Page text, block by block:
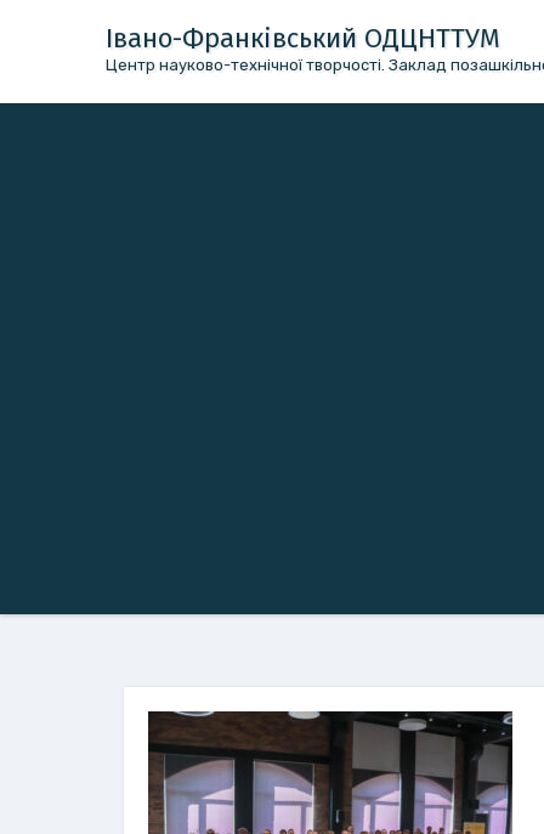
Івано-Франківський ОДЦНТТУМ
Центр науково-технічної творчості. Заклад